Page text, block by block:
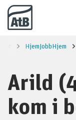
Til innhold
HjemJobbHjem
Arild
kom i